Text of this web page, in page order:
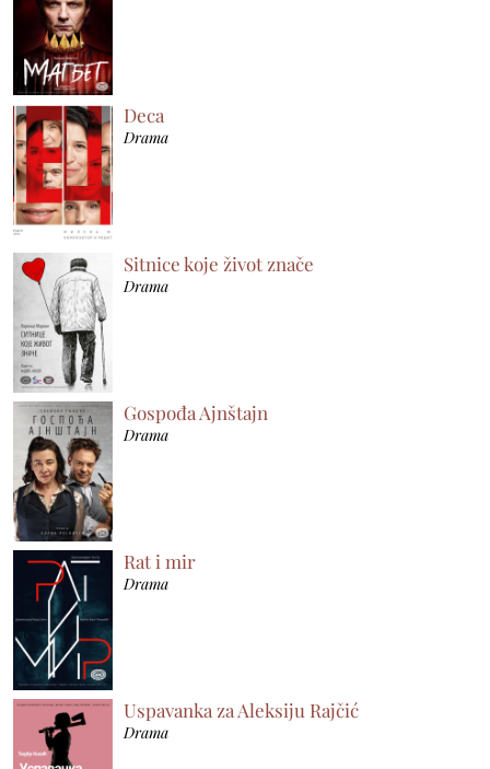
Deca
Drama
Sitnice koje život znače
Drama
Gospođa Ajnštajn
Drama
Rat i mir
Drama
Uspavanka za Aleksiju Rajčić
Drama